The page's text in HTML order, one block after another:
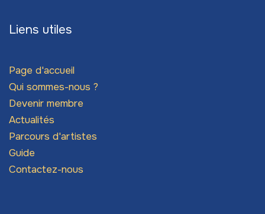
Liens utiles
Page d'accueil
Qui sommes-nous ?
Devenir membre
Actualités
Parcours d'artistes
Guide
Contactez-nous